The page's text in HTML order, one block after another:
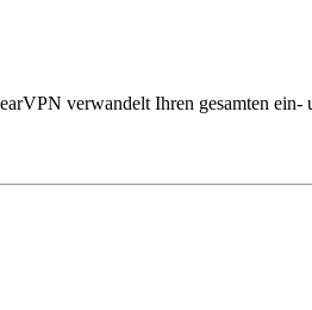
verwandelt Ihren gesamten ein-